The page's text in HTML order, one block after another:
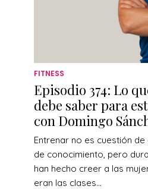
FITNESS
Episodio 374: Lo
debe saber para
con Domingo
Entrenar no es cuestión
de conocimiento, pero
han hecho creer a las
eran las clases...